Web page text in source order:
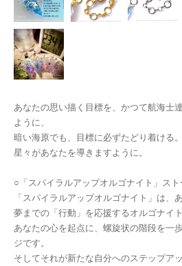
あなたの思い描く目標を、かつて航海士
ように、
暗い海原でも、目標に必ずたどり着ける。
星々があなたを導きますように。
○「スパイラルアップオルゴナイト」スト
「スパイラルアップオルゴナイト」は、
夢までの「行動」を応援するオルゴナイト
あなたの心を起点に、螺旋状の階段を一
ジです。
そしてそれが新たな自分へのステップア